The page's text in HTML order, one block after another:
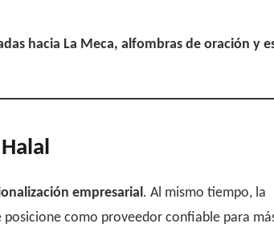
hacia La Meca, alfombras de oración y
empresarial . Al mismo tiempo, la
como proveedor confiable para